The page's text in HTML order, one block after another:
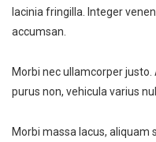
lacinia fringilla. Integer
accumsan.
Morbi nec ullamcorper
purus non, vehicula varius
Morbi massa lacus, aliquam